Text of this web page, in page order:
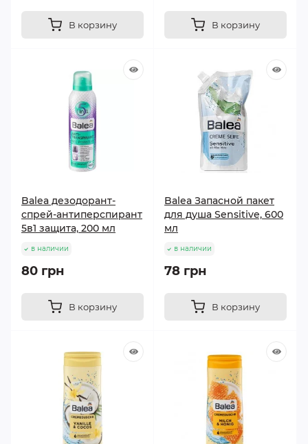
В корзину В корзину
Balea дезодорант-
спрей-антиперспирант
5в1 защита, 200 мл
в наличии
80 грн
В корзину
Balea Запасной пакет
для душа Sensitive, 600
мл
в наличии
78 грн
В корзину